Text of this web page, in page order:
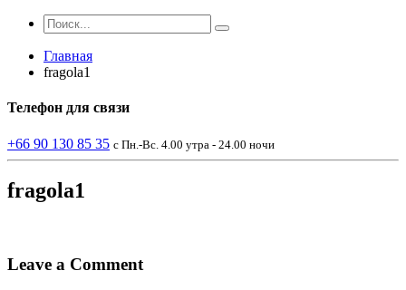
Главная
fragola1
Телефон для связи
+66 90 130 85 35 с Пн.-Вс. 4.00 утра - 24.00 ночи
fragola1
Leave a Comment